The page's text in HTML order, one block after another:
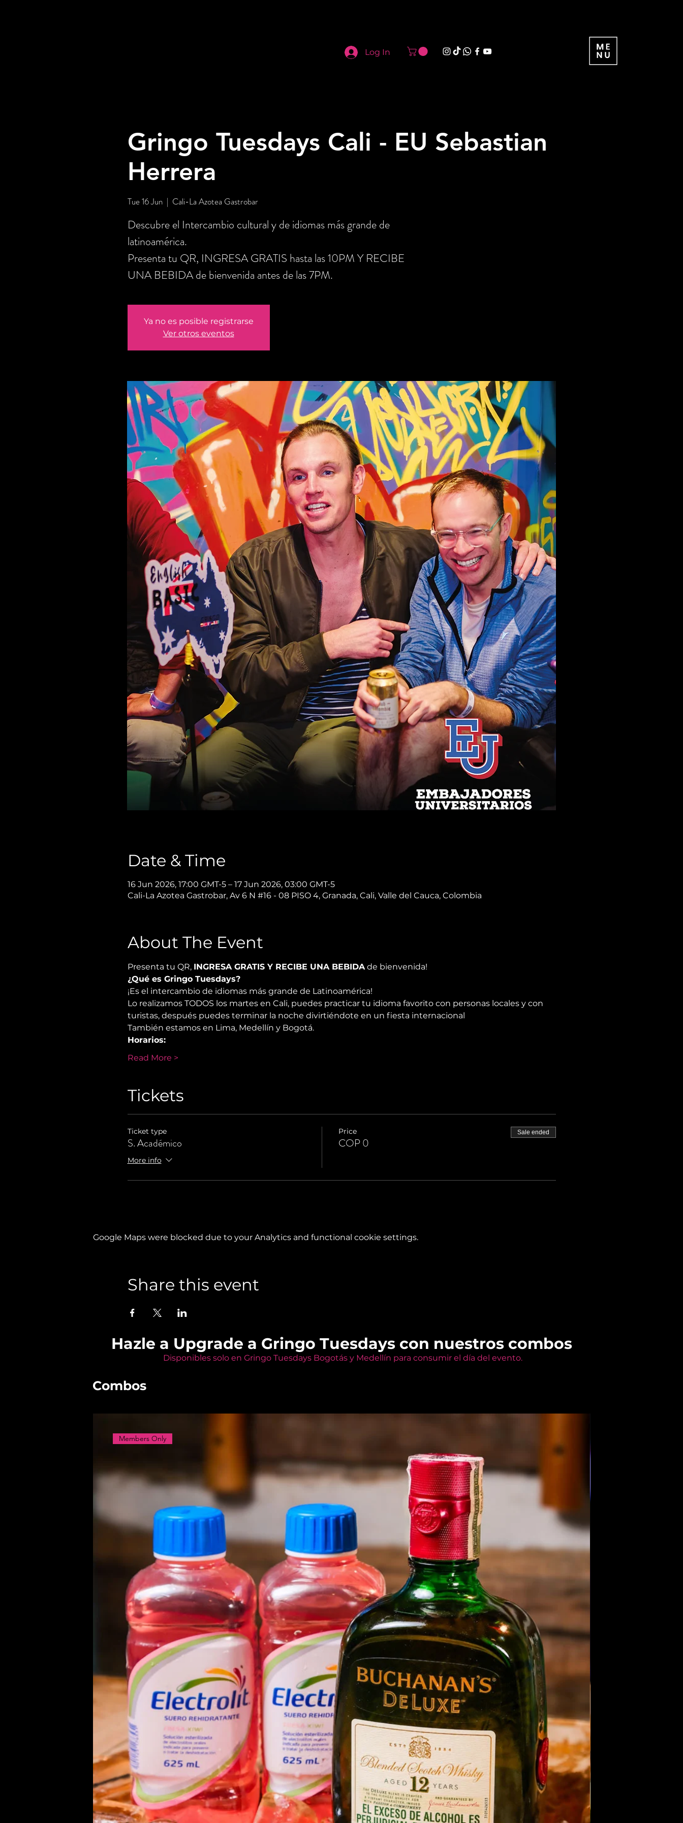
Log In
Gringo Tuesdays Cali - EU Sebastian
Herrera
Tue 16 Jun
  |
Cali-La Azotea Gastrobar
Descubre el Intercambio cultural y de idiomas más grande de
latinoamérica.
Presenta tu QR, INGRESA GRATIS hasta las 10PM Y RECIBE
UNA BEBIDA de bienvenida antes de las 7PM.
Ya no es posible registrarse
Ver otros eventos
Date & Time
16 Jun 2026, 17:00 GMT-5 – 17 Jun 2026, 03:00 GMT-5
Cali-La Azotea Gastrobar, Av 6 N #16 - 08 PISO 4, Granada, Cali, Valle del Cauca, Colombia
About The Event
Presenta tu QR, INGRESA GRATIS Y RECIBE UNA BEBIDA de bienvenida!
¿Qué es Gringo Tuesdays?
¡Es el intercambio de idiomas más grande de Latinoamérica!
Lo realizamos TODOS los martes en Cali, puedes practicar tu idioma favorito con personas locales y con
turistas, después puedes terminar la noche divirtiéndote en un fiesta internacional
También estamos en Lima, Medellín y Bogotá.
Horarios:
Read More >
Tickets
Ticket type
S. Académico
More info
Price
COP 0
Sale ended
Google Maps were blocked due to your Analytics and functional cookie settings.
Share this event
Hazle a Upgrade a Gringo Tuesdays con nuestros combos
Disponibles solo en Gringo Tuesdays Bogotás y Medellín para consumir el día del evento.
Combos
Members Only